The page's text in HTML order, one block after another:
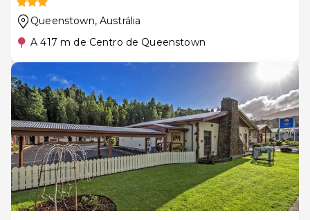
Queenstown, Austrália
A 417 m de Centro de Queenstown